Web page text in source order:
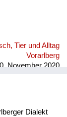
Tier und Alltag
Vorarlberg
November 2020
Dialekt